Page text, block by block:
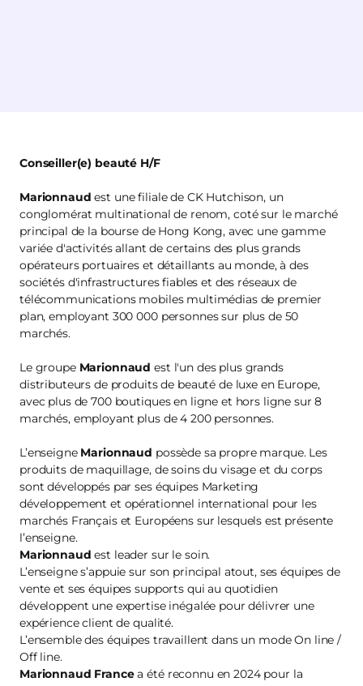
Conseiller(e) beauté H/F
Marionnaud est une filiale de CK Hutchison, un
conglomérat multinational de renom, coté sur le marché
principal de la bourse de Hong Kong, avec une gamme
variée d'activités allant de certains des plus grands
opérateurs portuaires et détaillants au monde, à des
sociétés d'infrastructures fiables et des réseaux de
télécommunications mobiles multimédias de premier
plan, employant 300 000 personnes sur plus de 50
marchés.
Le groupe Marionnaud est l'un des plus grands
distributeurs de produits de beauté de luxe en Europe,
avec plus de 700 boutiques en ligne et hors ligne sur 8
marchés, employant plus de 4 200 personnes.
L’enseigne Marionnaud possède sa propre marque. Les
produits de maquillage, de soins du visage et du corps
sont développés par ses équipes Marketing
développement et opérationnel international pour les
marchés Français et Européens sur lesquels est présente
l’enseigne.
Marionnaud est leader sur le soin.
L’enseigne s’appuie sur son principal atout, ses équipes de
vente et ses équipes supports qui au quotidien
développent une expertise inégalée pour délivrer une
expérience client de qualité.
L’ensemble des équipes travaillent dans un mode On line /
Off line.
Marionnaud Francea été reconnu en 2024 pour la